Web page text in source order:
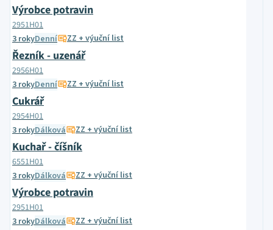
Výrobce potravin
2951H01
3 rokyDenní ZZ + výuční list
Řezník - uzenář
2956H01
3 rokyDenní ZZ + výuční list
Cukrář
2954H01
3 rokyDálková ZZ + výuční list
Kuchař - číšník
6551H01
3 rokyDálková ZZ + výuční list
Výrobce potravin
2951H01
3 rokyDálková ZZ + výuční list